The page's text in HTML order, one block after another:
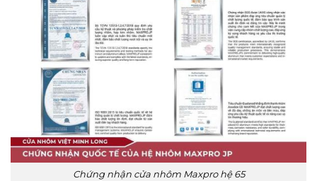
Chứng nhận cửa nhôm Maxpro hệ 65